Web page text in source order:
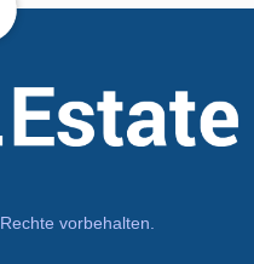
vorbehalten.